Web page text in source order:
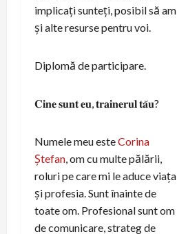
implicați sunteți, posibil să am
și alte resurse pentru voi.
Diplomă de participare.
𝐂𝐢𝐧𝐞 𝐬𝐮𝐧𝐭 𝐞𝐮, 𝐭𝐫𝐚𝐢𝐧𝐞𝐫𝐮𝐥 𝐭𝐚̆𝐮?
Numele meu esteCorina
Ștefan, om cu multe pălării,
roluri pe care mi le aduce viața
și profesia. Sunt înainte de
toate om. Profesional sunt om
de comunicare, strateg de